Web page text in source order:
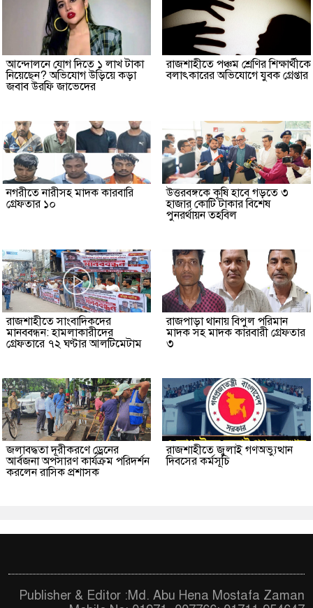
আন্দোলনে যোগ দিতে ১ লাখ টাকা
নিয়েছেন? অভিযোগ উড়িয়ে কড়া
জবাব উরফি জাভেদের
রাজশাহীতে পঞ্চম শ্রেণির শিক্ষার্থীকে
বলাৎকারের অভিযোগে যুবক গ্রেপ্তার
নগরীতে নারীসহ মাদক কারবারি
গ্রেফতার ১০
উত্তরবঙ্গকে কৃষি হাবে গড়তে ৩
হাজার কোটি টাকার বিশেষ
পুনরর্থায়ন তহবিল
রাজশাহীতে সাংবাদিকদের
মানববন্ধন: হামলাকারীদের
গ্রেফতারে ৭২ ঘণ্টার আলটিমেটাম
রাজপাড়া থানায় বিপুল পরিমান
মাদক সহ মাদক কারবারী গ্রেফতার
৩
জলাবদ্ধতা দূরীকরণে ড্রেনের
আর্বজনা অপসারণ কার্যক্রম পরিদর্শন
করলেন রাসিক প্রশাসক
রাজশাহীতে জুলাই গণঅভ্যুত্থান
দিবসের কর্মসূচি
Publisher & Editor :Md. Abu Hena Mostafa Zaman